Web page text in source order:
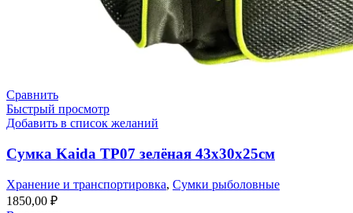
Сравнить
Быстрый просмотр
Добавить в список желаний
Сумка Kaida TP07 зелёная 43x30x25см
Хранение и транспортировка, Сумки рыболовные
1850,00 ₽